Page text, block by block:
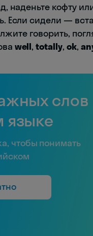
наденьте кофту
Если сидели —
говорить,
well,totally, ok,
слов
языке
чтобы понимать